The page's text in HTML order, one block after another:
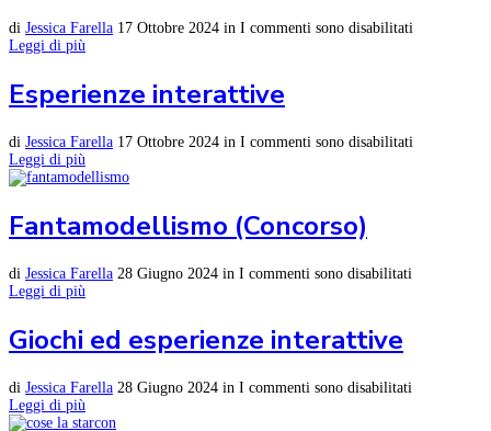
di Jessica Farella 17 Ottobre 2024 in I commenti sono disabilitati
Leggi di più
Esperienze interattive
di Jessica Farella 17 Ottobre 2024 in I commenti sono disabilitati
Leggi di più
Fantamodellismo (Concorso)
di Jessica Farella 28 Giugno 2024 in I commenti sono disabilitati
Leggi di più
Giochi ed esperienze interattive
di Jessica Farella 28 Giugno 2024 in I commenti sono disabilitati
Leggi di più